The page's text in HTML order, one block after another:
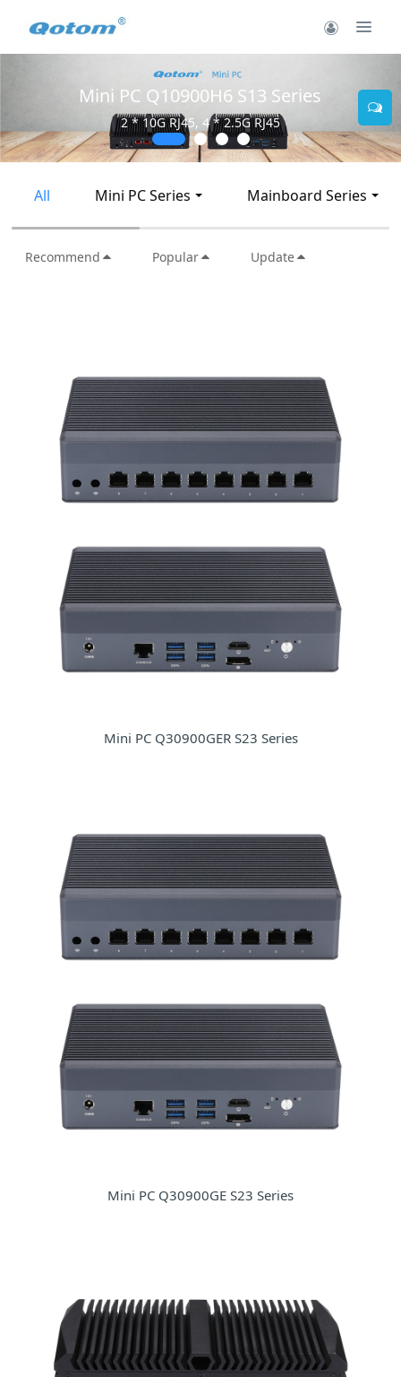
Series
2 * 10G SFP+, 6 *
All Mini PC Series Mainboard Series
Recommend Popular Update
Mini PC Q30900GER S23 Series
Mini PC Q30900GE S23 Series